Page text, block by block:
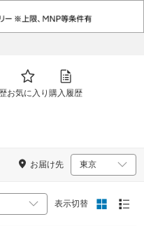
お気に入り 購入履歴
お届け先
表示切替